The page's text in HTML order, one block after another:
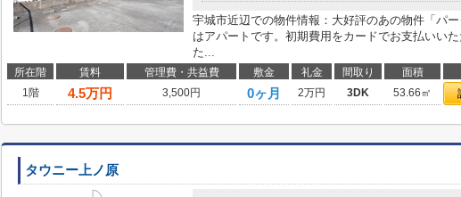
宇城市近辺での物件情報：大好評のあの物件「パ
はアパートです。初期費用をカードでお支払いい
た...
所在階 賃料 管理費・共益費 敷金 礼金 間取り 面積
1階
4.5万円 3,500円 0ヶ月 2万円 3DK 53.66㎡
タウニー上ノ原